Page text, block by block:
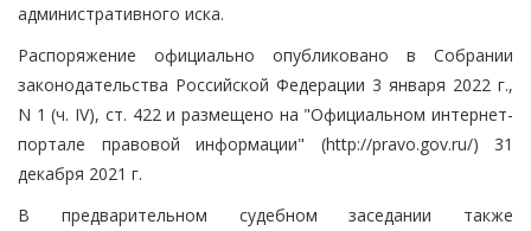
административного иска.
Распоряжение официально опубликовано в Собрании
законодательства Российской Федерации 3 января 2022 г.,
N 1 (ч. IV), ст. 422 и размещено на "Официальном интернет-
портале правовой информации" (http://pravo.gov.ru/) 31
декабря 2021 г.
В предварительном судебном заседании также